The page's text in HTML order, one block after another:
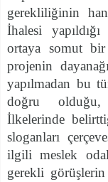
gerekliliğinin
İhalesi
ortaya somut bir
projenin
yapılmadan bu
doğru
İlkelerinde
sloganları
ilgili meslek
gerekli görüşlerin